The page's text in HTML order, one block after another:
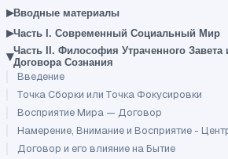
Познания
—
Древа
Разума
▸Вводные материалы
▸Часть I. Современный Социальный Мир
▾Часть II. Философия Утраченного
Договора Сознания
Введение
Точка Сборки или Точка Фокусировки
Восприятие Мира — Договор
Намерение, Внимание и Восприятие -
Договор и его влияние на Бытие